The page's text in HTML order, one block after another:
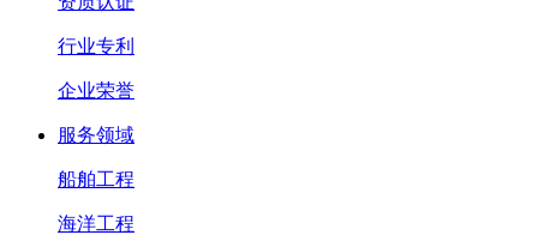
行业专利
企业荣誉
服务领域
船舶工程
海洋工程